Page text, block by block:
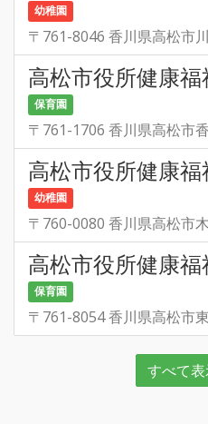
幼稚園
〒761-8046 香川県高松市
高松市役所健康
保育園
〒761-1706 香川県高松市
高松市役所健康
幼稚園
〒760-0080 香川県高松市
高松市役所健康
保育園
〒761-8054 香川県高松市
すべて